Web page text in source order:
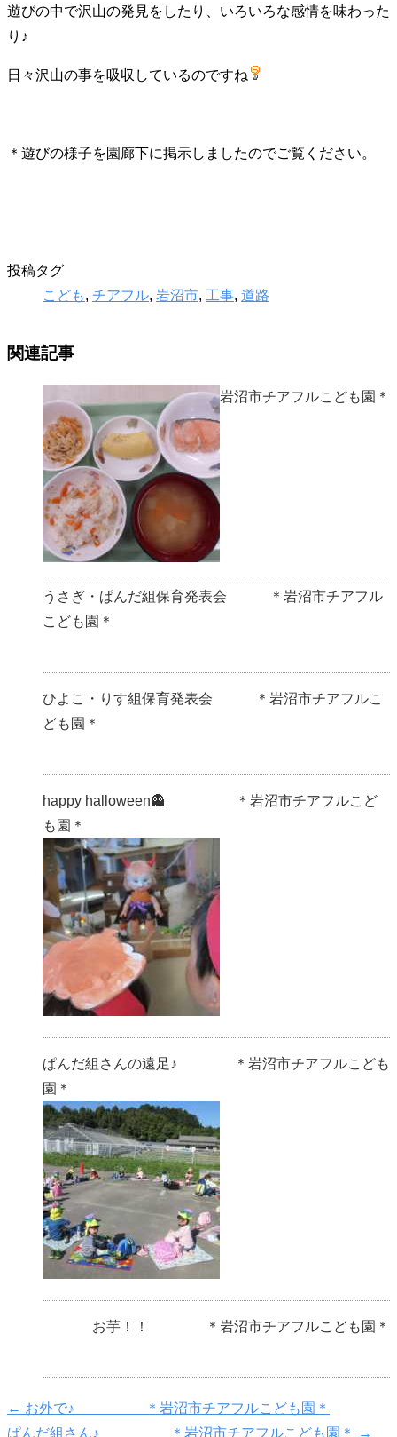
遊びの中で沢山の発見をしたり、いろいろな感情を味わった
り♪
日々沢山の事を吸収しているのですね
＊遊びの様子を園廊下に掲示しましたのでご覧ください。
投稿タグ
こども, チアフル, 岩沼市, 工事, 道路
関連記事
給食♪ ＊岩沼市チアフルこども園＊
うさぎ・ぱんだ組保育発表会 ＊岩沼市チアフル
こども園＊
ひよこ・りす組保育発表会 ＊岩沼市チアフルこ
ども園＊
happy halloween👻 ＊岩沼市チアフルこど
も園＊
ぱんだ組さんの遠足♪ ＊岩沼市チアフルこども
園＊
お芋！！ ＊岩沼市チアフルこども園＊
← お外で♪ ＊岩沼市チアフルこども園＊
ぱんだ組さん♪ ＊岩沼市チアフルこども園＊
→